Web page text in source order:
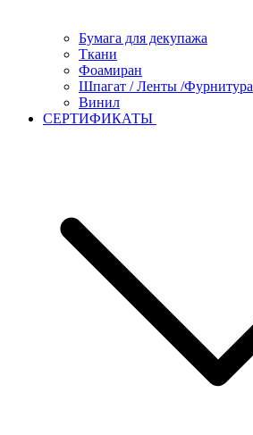
Бумага для декупажа
Ткани
Фоамиран
Шпагат / Ленты /Фурнитура
Винил
СЕРТИФИКАТЫ